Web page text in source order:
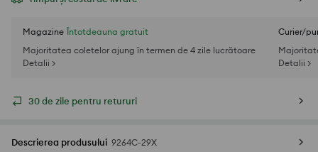
Magazine Întotdeauna gratuit
Majoritatea coletelor ajung în termen de 4 zile lucrătoare
Detalii >
Curier/
Detalii >
30 de zile pentru retururi
Descrierea produsului 9264C-29X